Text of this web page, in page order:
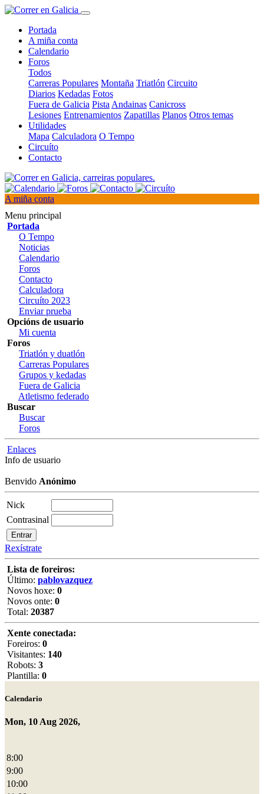
Portada
A miña conta
Calendario
Foros
Todos
Carreras Populares Montaña Triatlón Circuito
Diarios Kedadas Fotos
Fuera de Galicia Pista Andainas Canicross
Lesiones Entrenamientos Zapatillas Planos Otros temas
Utilidades
Mapa Calculadora O Tempo
Circuíto
Contacto
A miña conta
Menu principal
Portada
O Tempo
Noticias
Calendario
Foros
Contacto
Calculadora
Circuíto 2023
Enviar prueba
Opcións de usuario
Mi cuenta
Foros
Triatlón y duatlón
Carreras Populares
Grupos y kedadas
Fuera de Galicia
Atletismo federado
Buscar
Buscar
Foros
Enlaces
Info de usuario
Benvido Anónimo
Nick
Contrasinal
Rexístrate
Lista de foreiros:
Último: pablovazquez
Novos hoxe: 0
Novos onte: 0
Total: 20387
Xente conectada:
Foreiros: 0
Visitantes: 140
Robots: 3
Plantilla: 0
Calendario
Mon, 10 Aug 2026,
8:00
9:00
10:00